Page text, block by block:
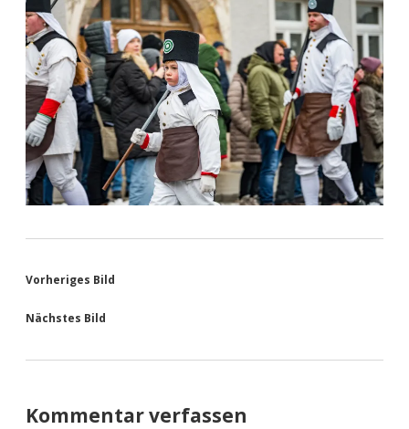
Vorheriges Bild
Nächstes Bild
Kommentar verfassen